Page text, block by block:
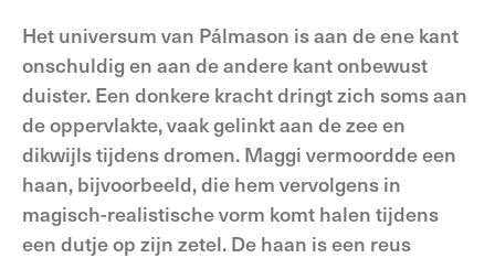
Het universum van Pálmason is aan de ene kant
onschuldig en aan de andere kant onbewust
duister. Een donkere kracht dringt zich soms aan
de oppervlakte, vaak gelinkt aan de zee en
dikwijls tijdens dromen. Maggi vermoordde een
haan, bijvoorbeeld, die hem vervolgens in
magisch-realistische vorm komt halen tijdens
een dutje op zijn zetel. De haan is een reus